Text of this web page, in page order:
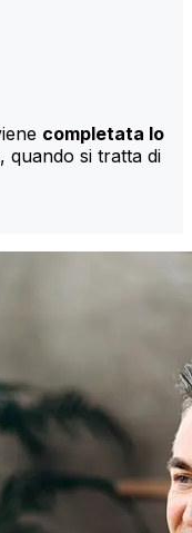
completata lo
quando si tratta di